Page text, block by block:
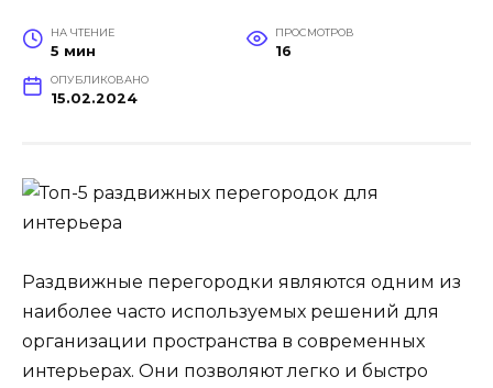
НА ЧТЕНИЕ
5 мин
ПРОСМОТРОВ
16
ОПУБЛИКОВАНО
15.02.2024
Раздвижные перегородки являются одним из
наиболее часто используемых решений для
организации пространства в современных
интерьерах. Они позволяют легко и быстро